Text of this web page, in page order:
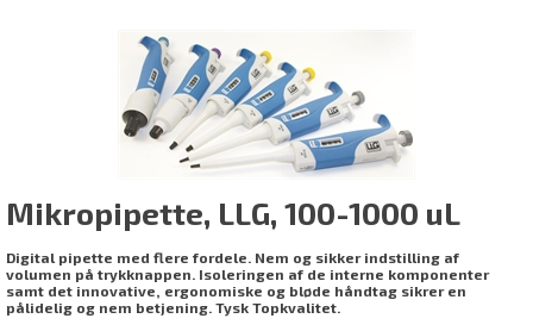
Mikropipette, LLG, 100-1000 uL
Digital pipette med flere fordele. Nem og sikker indstilling af
volumen på trykknappen. Isoleringen af de interne komponenter
samt det innovative, ergonomiske og bløde håndtag sikrer en
pålidelig og nem betjening. Tysk Topkvalitet.